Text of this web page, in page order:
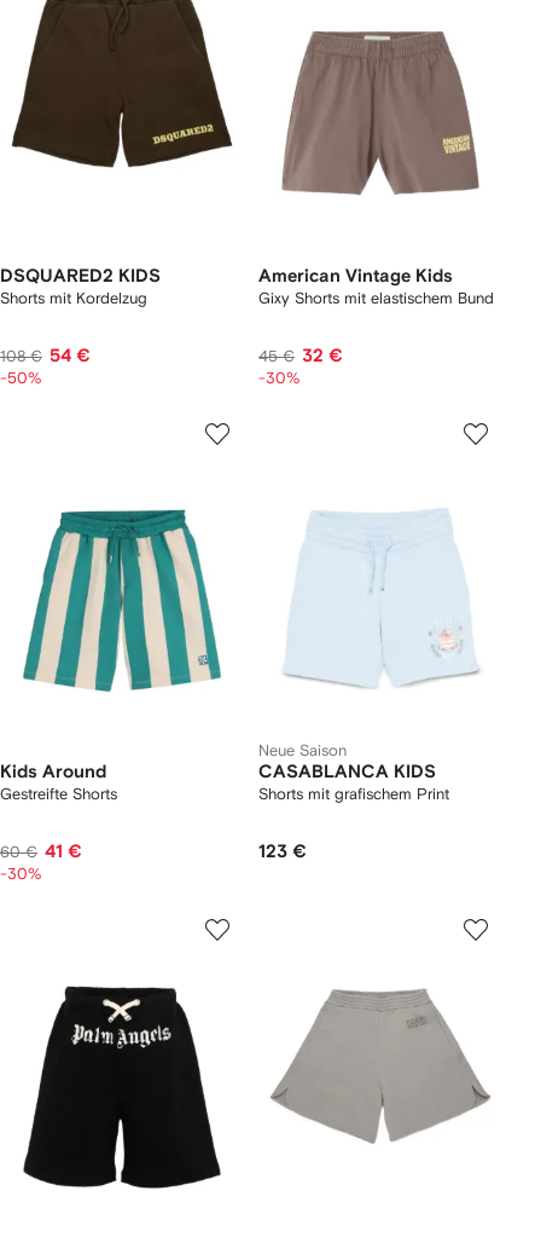
DSQUARED2 KIDS
Shorts mit Kordelzug
108 € 54 €
-50%
American Vintage Kids
Gixy Shorts mit elastischem Bund
45 € 32 €
-30%
Kids Around
Gestreifte Shorts
60 € 41 €
-30%
Neue Saison
CASABLANCA KIDS
Shorts mit grafischem Print
123 €